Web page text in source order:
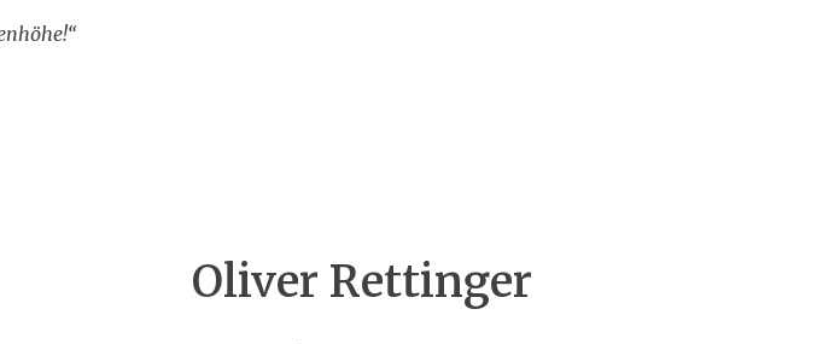
Oliver Rettinger